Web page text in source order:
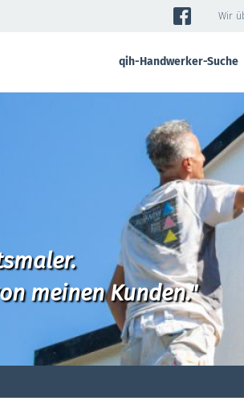
Wir
qih-Handwerker-Suche
meinen Kunden."